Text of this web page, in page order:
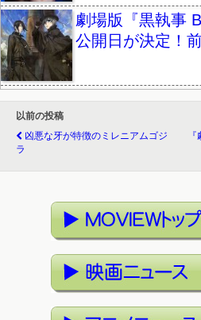
劇場版『黒執事
公開日が決定！
以前の投稿
凶悪な牙が特徴のミレニアムゴジ
ラ